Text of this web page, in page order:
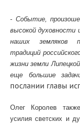
- Событие,
высокой духовности
наших земляков
традиций
жизни земли
еще большие
послании главы
Олег Королев
усилия светских и